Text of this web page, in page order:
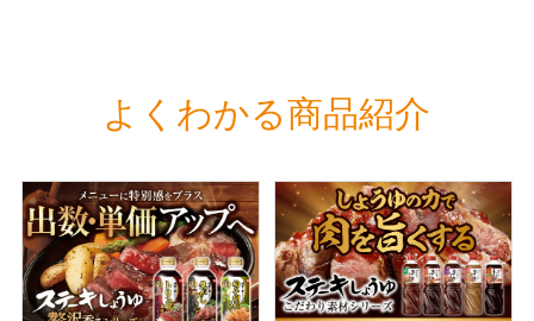
よくわかる商品紹介